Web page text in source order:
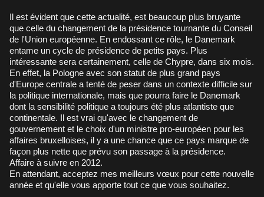
Il est évident que cette actualité, est beaucoup plus bruyante
que celle du changement de la présidence tournante du Conseil
de l'Union européenne. En endossant ce rôle, le Danemark
entame un cycle de présidence de petits pays. Plus
intéressante sera certainement, celle de Chypre, dans six mois.
En effet, la Pologne avec son statut de plus grand pays
d'Europe centrale a tenté de peser dans un contexte difficile sur
la politique internationale, mais que pourra faire le Danemark
dont la sensibilité politique a toujours été plus atlantiste que
continentale. Il est vrai qu'avec le changement de
gouvernement et le choix d'un ministre pro-européen pour les
affaires bruxelloises, il y a une chance que ce pays marque de
façon plus nette que prévu son passage à la présidence.
Affaire à suivre en 2012.
En attendant, acceptez mes meilleurs vœux pour cette nouvelle
année et qu'elle vous apporte tout ce que vous souhaitez.